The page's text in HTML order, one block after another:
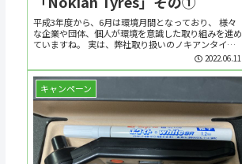
平成3年度から、6月は環境月間となっており、 様々
な企業や団体、個人が環境を意識した取り組みを進め
ていますね。 実は、弊社取り扱いのノキアンタイヤ
は、 「サステナビリティ」と言う点ではタイヤメー
カーの中でも リーディングカンパニーと呼ぶにふ...
2022.06.11
キャンペーン